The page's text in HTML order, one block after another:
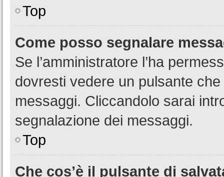
Top
Come posso segnalare
Se l’amministratore l’ha
dovresti vedere un pulsante
messaggi. Cliccandolo sarai
segnalazione dei messaggi.
Top
Che cos’è il pulsante di